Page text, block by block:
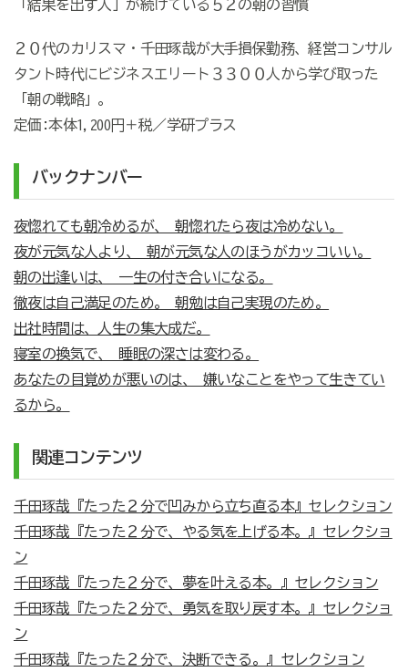
「結果を出す人」が続けている５２の朝の習慣
２０代のカリスマ・千田琢哉が大手損保勤務、経営コンサル
タント時代にビジネスエリート３３００人から学び取った
「朝の戦略」。
定価:本体1,200円＋税／学研プラス
バックナンバー
夜惚れても朝冷めるが、 朝惚れたら夜は冷めない。
夜が元気な人より、 朝が元気な人のほうがカッコいい。
朝の出逢いは、 一生の付き合いになる。
徹夜は自己満足のため。 朝勉は自己実現のため。
出社時間は、人生の集大成だ。
寝室の換気で、 睡眠の深さは変わる。
あなたの目覚めが悪いのは、 嫌いなことをやって生きてい
るから。
関連コンテンツ
千田琢哉『たった２分で凹みから立ち直る本』セレクション
千田琢哉『たった２分で、やる気を上げる本。』セレクショ
ン
千田琢哉『たった２分で、夢を叶える本。』セレクション
千田琢哉『たった２分で、勇気を取り戻す本。』セレクショ
ン
千田琢哉『たった２分で、決断できる。』セレクション